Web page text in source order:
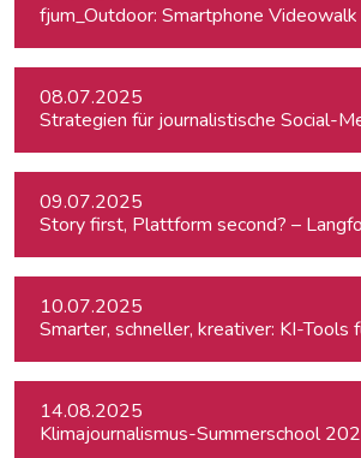
fjum_Outdoor: Smartphone Videowalk
08.07.2025
Strategien für journalistische Social-
09.07.2025
Story first, Plattform second? –
10.07.2025
Smarter, schneller, kreativer: KI-
14.08.2025
Klimajournalismus-Summerschool